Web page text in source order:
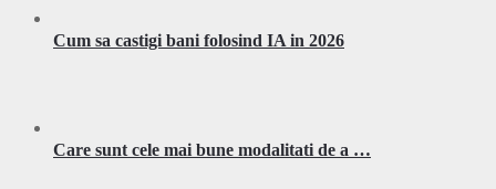
Cum sa castigi bani folosind IA in 2026
Care sunt cele mai bune modalitati de a …